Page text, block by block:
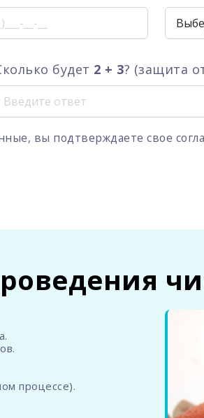
будет 2 + 3? (защита
вы подтверждаете свое
процессе).